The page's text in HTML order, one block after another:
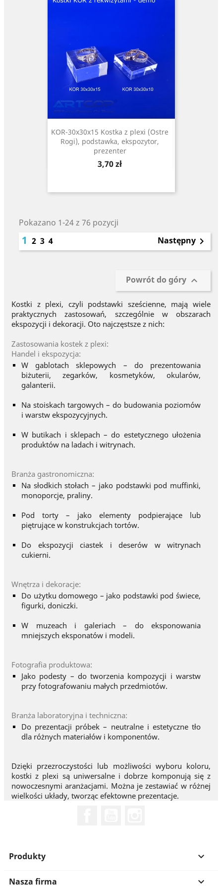
KOR-30x30x15 Kostka z plexi (Ostre
Rogi), podstawka, ekspozytor,
prezenter
Cena
3,70 zł
Pokazano 1-24 z 76 pozycji
1 2 3 4 Następny 
Powrót do góry 
Kostki z plexi, czyli podstawki sześcienne, mają wiele
praktycznych zastosowań, szczególnie w obszarach
ekspozycji i dekoracji. Oto najczęstsze z nich:
Zastosowania kostek z plexi:
Handel i ekspozycja:
W gablotach sklepowych – do prezentowania
biżuterii, zegarków, kosmetyków, okularów,
galanterii.
Na stoiskach targowych – do budowania poziomów
i warstw ekspozycyjnych.
W butikach i sklepach – do estetycznego ułożenia
produktów na ladach i witrynach.
Branża gastronomiczna:
Na słodkich stołach – jako podstawki pod muffinki,
monoporcje, praliny.
Pod torty – jako elementy podpierające lub
piętrujące w konstrukcjach tortów.
Do ekspozycji ciastek i deserów w witrynach
cukierni.
Wnętrza i dekoracje:
Do użytku domowego – jako podstawki pod świece,
figurki, doniczki.
W muzeach i galeriach – do eksponowania
mniejszych eksponatów i modeli.
Fotografia produktowa:
Jako podesty – do tworzenia kompozycji i warstw
przy fotografowaniu małych przedmiotów.
Branża laboratoryjna i techniczna:
Do prezentacji próbek – neutralne i estetyczne tło
dla różnych materiałów i komponentów.
Dzięki przezroczystości lub możliwości wyboru koloru,
kostki z plexi są uniwersalne i dobrze komponują się z
nowoczesnymi aranżacjami. Można je zestawiać w różnej
wielkości układy, tworząc efektowne prezentacje.
Produkty 
Nasza firma 